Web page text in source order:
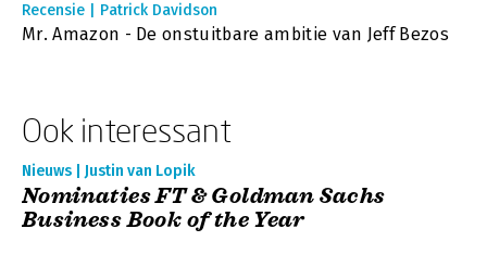
Recensie | Patrick Davidson
Mr. Amazon - De onstuitbare ambitie van Jeff Bezos
Ook interessant
Nieuws | Justin van Lopik
Nominaties FT & Goldman Sachs
Business Book of the Year